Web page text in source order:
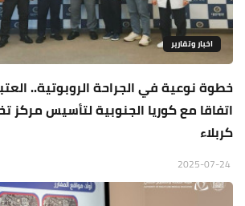
اخبار وتقارير
خطوة نوعية في الجراحة الروبوتية..
اتفاقا مع كوريا الجنوبية لتأسيس
كربلاء